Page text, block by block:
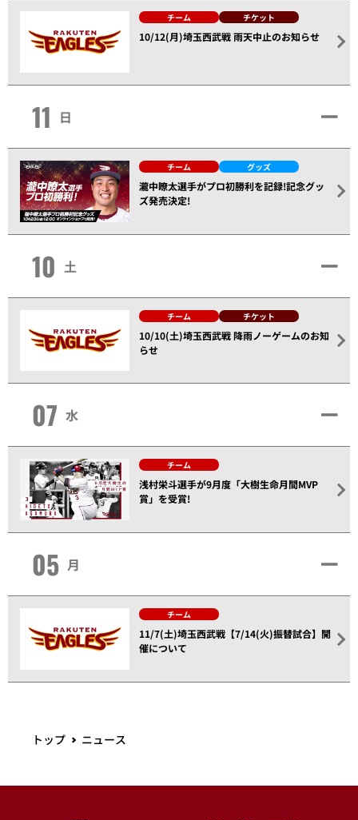
チーム チケット
10/12(月)埼玉西武戦 雨天中止のお知らせ
11 日
チーム グッズ
瀧中瞭太選手がプロ初勝利を記録!記念グッ
ズ発売決定!
10 土
チーム チケット
10/10(土)埼玉西武戦 降雨ノーゲームのお知
らせ
07 水
チーム
浅村栄斗選手が9月度「大樹生命月間MVP
賞」を受賞!
05 月
チーム
11/7(土)埼玉西武戦【7/14(火)振替試合】開
催について
トップ ニュース